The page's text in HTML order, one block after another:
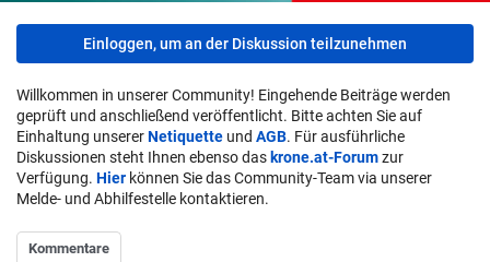
Einloggen, um an der Diskussion teilzunehmen
Willkommen in unserer Community! Eingehende Beiträge werden
geprüft und anschließend veröffentlicht. Bitte achten Sie auf
Einhaltung unsererNetiquette und AGB. Für ausführliche
Diskussionen steht Ihnen ebenso das krone.at-Forumzur
Verfügung. Hier können Sie das Community-Team via unserer
Melde- und Abhilfestelle kontaktieren.